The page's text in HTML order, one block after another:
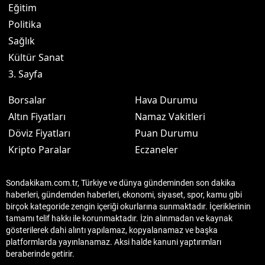
Eğitim
Politika
Sağlık
Kültür Sanat
3. Sayfa
Borsalar
Altın Fiyatları
Döviz Fiyatları
Kripto Paralar
Hava Durumu
Namaz Vakitleri
Puan Durumu
Eczaneler
Sondakikam.com.tr, Türkiye ve dünya gündeminden son dakika
haberleri, gündemden haberleri, ekonomi, siyaset, spor, kamu gibi
birçok kategoride zengin içeriği okurlarına sunmaktadır. İçeriklerinin
tamamı telif hakkı ile korunmaktadır. İzin alınmadan ve kaynak
gösterilerek dahi alıntı yapılamaz, kopyalanamaz ve başka
platformlarda yayınlanamaz. Aksi halde kanuni yaptırımları
beraberinde getirir.